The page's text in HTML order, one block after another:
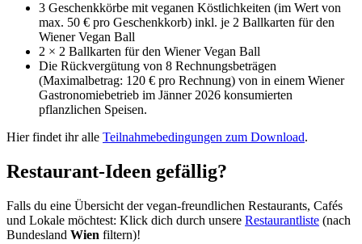
3 Geschenkkörbe mit veganen Köstlichkeiten (im Wert von
max. 50 € pro Geschenkkorb) inkl. je 2 Ballkarten für den
Wiener Vegan Ball
2 × 2 Ballkarten für den Wiener Vegan Ball
Die Rückvergütung von 8 Rechnungsbeträgen
(Maximalbetrag: 120 € pro Rechnung) von in einem Wiener
Gastronomiebetrieb im Jänner 2026 konsumierten
pflanzlichen Speisen.
Hier findet ihr alle Teilnahmebedingungen zum Download.
Restaurant-Ideen gefällig?
Falls du eine Übersicht der vegan-freundlichen Restaurants, Cafés
und Lokale möchtest: Klick dich durch unsere Restaurantliste (nach
Bundesland Wien filtern)!